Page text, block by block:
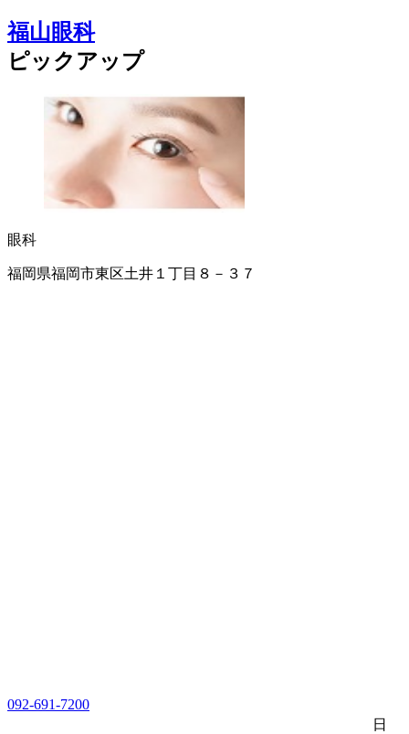
福山眼科
ピックアップ
眼科
福岡県福岡市東区土井１丁目８－３７
092-691-7200
日